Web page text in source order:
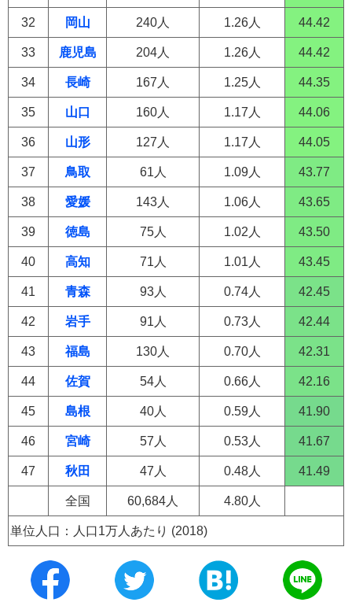
32 岡山 240人 1.26人 44.42
33 鹿児島 204人 1.26人 44.42
34 長崎 167人 1.25人 44.35
35 山口 160人 1.17人 44.06
36 山形 127人 1.17人 44.05
37 鳥取 61人 1.09人 43.77
38 愛媛 143人 1.06人 43.65
39 徳島 75人 1.02人 43.50
40 高知 71人 1.01人 43.45
41 青森 93人 0.74人 42.45
42 岩手 91人 0.73人 42.44
43 福島 130人 0.70人 42.31
44 佐賀 54人 0.66人 42.16
45 島根 40人 0.59人 41.90
46 宮崎 57人 0.53人 41.67
47 秋田 47人 0.48人 41.49
全国 60,684人 4.80人
単位人口：人口1万人あたり (2018)